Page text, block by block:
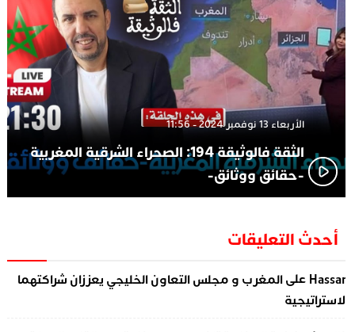
الأربعاء 13 نوفمبر 2024 - 11:56
الثقة فالوثيقة 194: الصحراء الشرقية المغربية
-حقائق ووثائق-
أحدث التعليقات
علىالمغرب و مجلس التعاون الخليجي يعززان شراكتهما